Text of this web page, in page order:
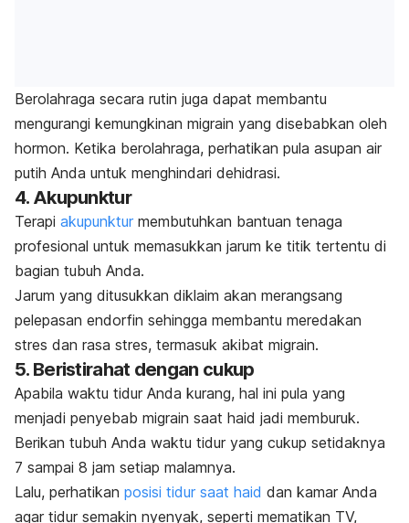
Berolahraga secara rutin juga dapat membantu
mengurangi kemungkinan migrain yang disebabkan oleh
hormon. Ketika berolahraga, perhatikan pula asupan air
putih Anda untuk menghindari dehidrasi.
4. Akupunktur
Terapi akupunktur membutuhkan bantuan tenaga
profesional untuk memasukkan jarum ke titik tertentu di
bagian tubuh Anda.
Jarum yang ditusukkan diklaim akan merangsang
pelepasan endorfin sehingga membantu meredakan
stres dan rasa stres, termasuk akibat migrain.
5. Beristirahat dengan cukup
Apabila waktu tidur Anda kurang, hal ini pula yang
menjadi penyebab migrain saat haid jadi memburuk.
Berikan tubuh Anda waktu tidur yang cukup setidaknya
7 sampai 8 jam setiap malamnya.
Lalu, perhatikan posisi tidur saat haid dan kamar Anda
agar tidur semakin nyenyak, seperti mematikan TV,